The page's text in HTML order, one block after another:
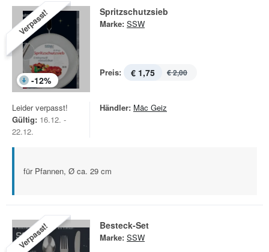
Verpasst!
-12%
Spritzschutzsieb
Marke: SSW
Preis: € 1,75 € 2,00
Leider verpasst!
Gültig: 16.12. -
22.12.
Händler: Mäc Geiz
für Pfannen, Ø ca. 29 cm
Verpasst! Besteck-Set
Marke: SSW